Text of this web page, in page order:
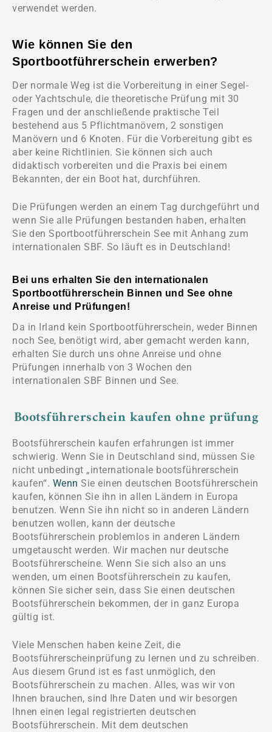
verwendet werden.
Wie können Sie den
Sportbootführerschein erwerben?
Der normale Weg ist die Vorbereitung in einer Segel-
oder Yachtschule, die theoretische Prüfung mit 30
Fragen und der anschließende praktische Teil
bestehend aus 5 Pflichtmanövern, 2 sonstigen
Manövern und 6 Knoten. Für die Vorbereitung gibt es
aber keine Richtlinien. Sie können sich auch
didaktisch vorbereiten und die Praxis bei einem
Bekannten, der ein Boot hat, durchführen.
Die Prüfungen werden an einem Tag durchgeführt und
wenn Sie alle Prüfungen bestanden haben, erhalten
Sie den Sportbootführerschein See mit Anhang zum
internationalen SBF. So läuft es in Deutschland!
Bei uns erhalten Sie den internationalen
Sportbootführerschein Binnen und See ohne
Anreise und Prüfungen!
Da in Irland kein Sportbootführerschein, weder Binnen
noch See, benötigt wird, aber gemacht werden kann,
erhalten Sie durch uns ohne Anreise und ohne
Prüfungen innerhalb von 3 Wochen den
internationalen SBF Binnen und See.
Bootsführerschein kaufen ohne prüfung
Bootsführerschein kaufen erfahrungen ist immer
schwierig. Wenn Sie in Deutschland sind, müssen Sie
nicht unbedingt „internationale bootsführerschein
kaufen“. Wenn Sie einen deutschen Bootsführerschein
kaufen, können Sie ihn in allen Ländern in Europa
benutzen. Wenn Sie ihn nicht so in anderen Ländern
benutzen wollen, kann der deutsche
Bootsführerschein problemlos in anderen Ländern
umgetauscht werden. Wir machen nur deutsche
Bootsführerscheine. Wenn Sie sich also an uns
wenden, um einen Bootsführerschein zu kaufen,
können Sie sicher sein, dass Sie einen deutschen
Bootsführerschein bekommen, der in ganz Europa
gültig ist.
Viele Menschen haben keine Zeit, die
Bootsführerscheinprüfung zu lernen und zu schreiben.
Aus diesem Grund ist es fast unmöglich, den
Bootsführerschein zu machen. Alles, was wir von
Ihnen brauchen, sind Ihre Daten und wir besorgen
Ihnen einen legal registrierten deutschen
Bootsführerschein. Mit dem deutschen